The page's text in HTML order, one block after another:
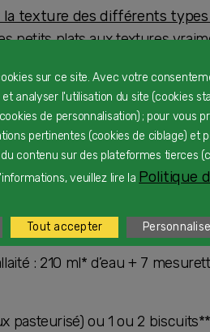
texture des différents types
petits plats aux textures
bébé 12 à
l’allaitement : du lait maternel
: 210 ml* d’eau + 7
pasteurisé) ou 1 ou 2
sur ce site. Avec votre
analyser l'utilisation du site (cookies
de personnalisation) ; pour vous
pertinentes (cookies de ciblage) et
contenu sur des plateformes tierces
veuillez lire la Politique
Tout accepter